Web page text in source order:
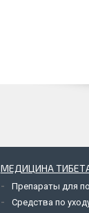
МЕДИЦИНА
Препараты для
Средства по